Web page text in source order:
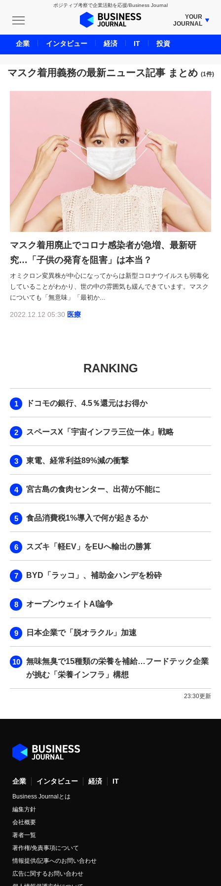
ポジティブ考察で企業活動を応援/Business Journal
YOUR
JOURNAL
BUSINESS JOURNAL
UNICORN JOURNAL
CARBON CREDITS JOURNAL
ENERGY MANAGEMENT JOURNAL
INBOUND JOURNAL
LIFE ENDING JOURNAL
AI JOURNAL
REAL ESTATE BROKERAGE JOURNAL
SMART MARKETING JOURNAL
BPaaS JOURNAL
ADOPTABLE DOG JOURNAL
マスク着用義務の最新ニュース記事 まとめ (1件)
マスク着用廃止でコロナ感染者が急増、最新研
究…「子供の発育を阻害」は本当？
オミクロン変異株が中心になってからは新型コロナウイルスも弱毒化
していることがわかり、世の中の雰囲気も緩んできています。マスク
についても「無意味」「最初か...
2022.12.12 05:30 医療
RANKING
ドコモの銀行、4.5％還元はお得か
スペースX「宇宙インフラ三位一体」戦略
東電、経常利益89%減の衝撃
宮古島の食肉センター、出荷が不能に
食品消費税1%導入で何が起きるか
スズキ「軽EV」をEUへ輸出の勝算
BYD「ラッコ」、補助金ハンデを粉砕
オープンウェイトAI論争
日本企業で「脱オラクル」加速
無味無臭で15種類の栄養を補給…フードテック企業
が挑む「栄養インフラ」構想
23:30更新
企業 インタビュー 経済 IT
Business Journalとは
編集方針
会社概要
著者一覧
著作権/免責事項について
情報提供/記事へのお問い合わせ
広告に関するお問い合わせ
企業 インタビュー 経済 IT 投資